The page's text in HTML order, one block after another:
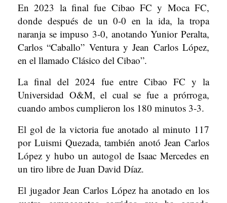
En 2023 la final fue Cibao FC y Moca FC,
donde después de un 0-0 en la ida, la tropa
naranja se impuso 3-0, anotando Yunior Peralta,
Carlos “Caballo” Ventura y Jean Carlos López,
en el llamado Clásico del Cibao”.
La final del 2024 fue entre Cibao FC y la
Universidad O&M, el cual se fue a prórroga,
cuando ambos cumplieron los 180 minutos 3-3.
El gol de la victoria fue anotado al minuto 117
por Luismi Quezada, también anotó Jean Carlos
López y hubo un autogol de Isaac Mercedes en
un tiro libre de Juan David Díaz.
El jugador Jean Carlos López ha anotado en los